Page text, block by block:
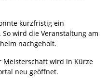
kurzfristig ein
wird die Veranstaltung am
nachgeholt.
Meisterschaft wird in Kürze
neu geöffnet.